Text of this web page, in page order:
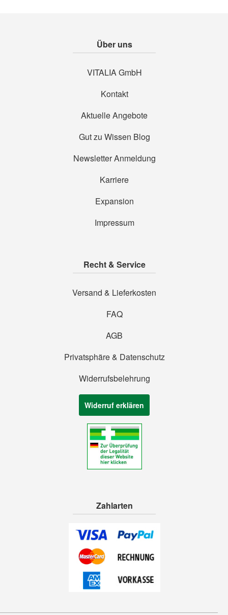
Über uns
VITALIA GmbH
Kontakt
Aktuelle Angebote
Gut zu Wissen Blog
Newsletter Anmeldung
Karriere
Expansion
Impressum
Recht & Service
Versand & Lieferkosten
FAQ
AGB
Privatsphäre & Datenschutz
Widerrufsbelehrung
Widerruf erklären
Zahlarten